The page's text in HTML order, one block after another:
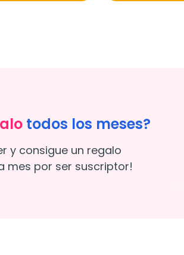
todos los meses?
y consigue un regalo
mes por ser suscriptor!